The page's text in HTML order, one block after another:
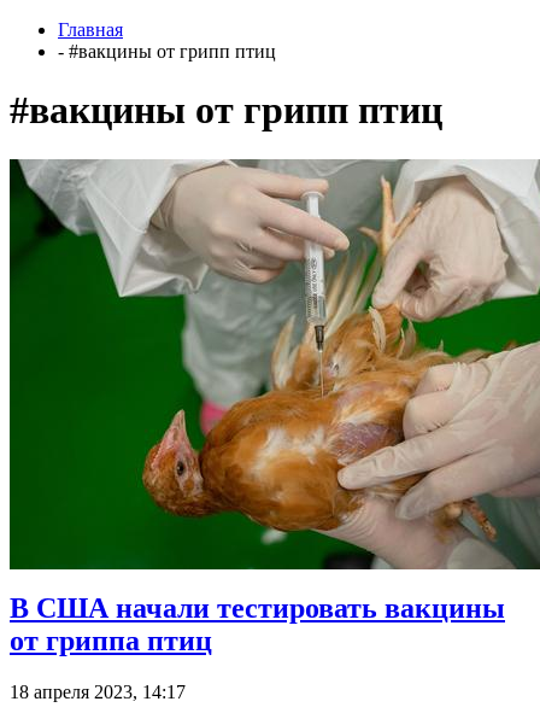
Главная
- #вакцины от грипп птиц
#вакцины от грипп птиц
В США начали тестировать вакцины
от гриппа птиц
18 апреля 2023, 14:17